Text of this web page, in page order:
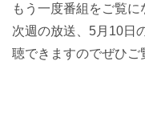
もう一度番組をご覧
次週の放送、5月10日
聴できますのでぜひご